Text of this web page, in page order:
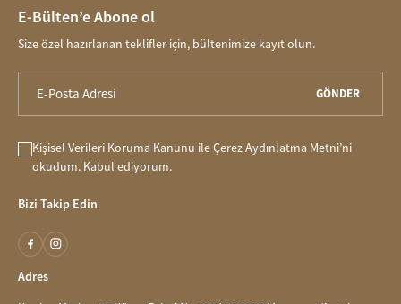
E-Bülten’e Abone ol
Size özel hazırlanan teklifler için, bültenimize kayıt olun.
GÖNDER
Kişisel Verileri Koruma Kanunu ileÇerez Aydınlatma Metni’ni
okudum. Kabul ediyorum.
Bizi Takip Edin
Adres